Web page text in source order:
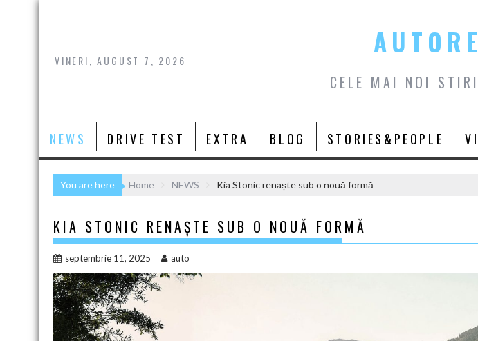
Skip
VINERI, AUGUST 7, 2026
CELE MAI NOI
NEWS DRIVE TEST EXTRA BLOG STORIES&PEOPLE
You are here Home NEWS Kia Stonic renaște sub o nouă formă
KIA STONIC RENAȘTE SUB O NOUĂ FORMĂ
septembrie 11, 2025 auto